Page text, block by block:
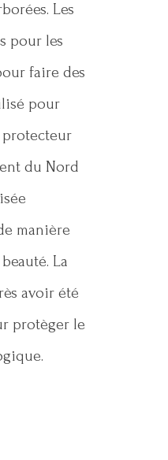
Les
pour les
faire des
pour
protecteur
du Nord
manière
La
avoir été
protèger le